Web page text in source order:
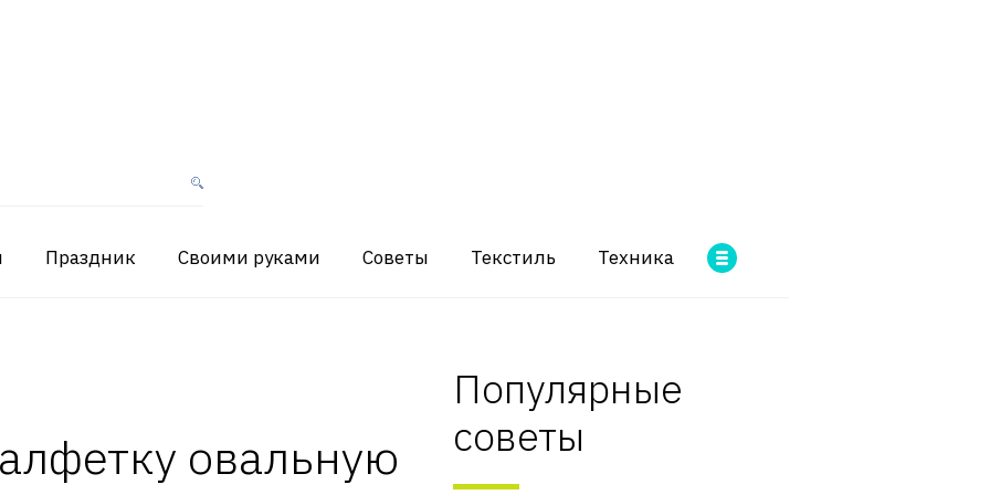
Праздник Своими руками Советы Текстиль Техника
овальную
Популярные
советы